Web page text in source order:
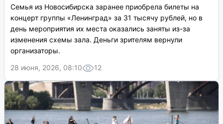
Семья из Новосибирска заранее приобрела билеты на
концерт группы «Ленинград» за 31 тысячу рублей, но в
день мероприятия их места оказались заняты из-за
изменения схемы зала. Деньги зрителям вернули
организаторы.
28 июня, 2026, 08:10
12